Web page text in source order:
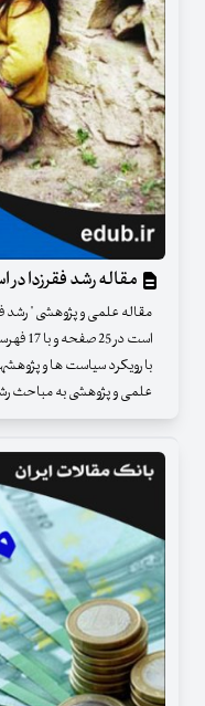
مقاله رشد فقرزدا در
مقاله علمی و پژوهشی " رشد
است
با رویکرد سیاست ها و
علمی و پژوهشی به مباحث